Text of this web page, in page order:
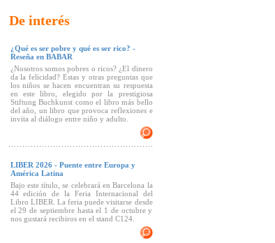
De interés
¿Qué es ser pobre y qué es ser rico? -
Reseña en BABAR
¿Nosotros somos pobres o ricos? ¿El dinero
da la felicidad? Estas y otras preguntas que
los niños se hacen encuentran su respuesta
en este libro, elegido por la prestigiosa
Stiftung Buchkunst como el libro más bello
del año, un libro que provoca reflexiones e
invita al diálogo entre niño y adulto.
LIBER 2026 - Puente entre Europa y
América Latina
Bajo este título, se celebrará en Barcelona la
44 edición de la Feria Internacional del
Libro LIBER. La feria puede visitarse desde
el 29 de septiembre hasta el 1 de octubre y
nos gustará recibiros en el stand C124.